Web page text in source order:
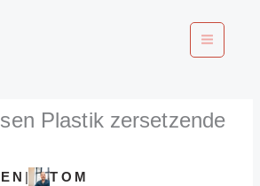
Plastik zersetzende
| TOM